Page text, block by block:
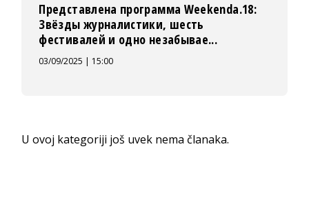
Представлена программа Weekenda.18:
Звёзды журналистики, шесть
фестивалей и одно незабывае...
03/09/2025 | 15:00
U ovoj kategoriji još uvek nema članaka.